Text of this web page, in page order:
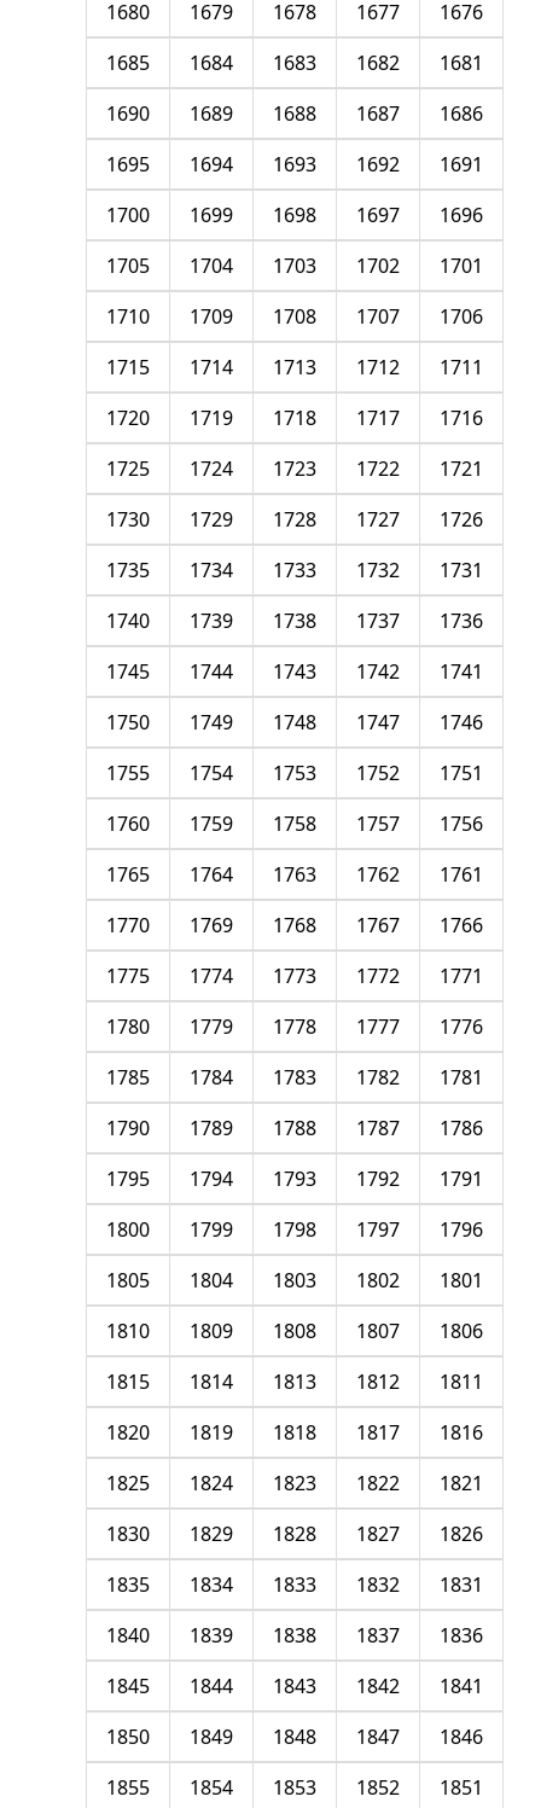
1676
1677
1678
1679
1680
1681
1682
1683
1684
1685
1686
1687
1688
1689
1690
1691
1692
1693
1694
1695
1696
1697
1698
1699
1700
1701
1702
1703
1704
1705
1706
1707
1708
1709
1710
1711
1712
1713
1714
1715
1716
1717
1718
1719
1720
1721
1722
1723
1724
1725
1726
1727
1728
1729
1730
1731
1732
1733
1734
1735
1736
1737
1738
1739
1740
1741
1742
1743
1744
1745
1746
1747
1748
1749
1750
1751
1752
1753
1754
1755
1756
1757
1758
1759
1760
1761
1762
1763
1764
1765
1766
1767
1768
1769
1770
1771
1772
1773
1774
1775
1776
1777
1778
1779
1780
1781
1782
1783
1784
1785
1786
1787
1788
1789
1790
1791
1792
1793
1794
1795
1796
1797
1798
1799
1800
1801
1802
1803
1804
1805
1806
1807
1808
1809
1810
1811
1812
1813
1814
1815
1816
1817
1818
1819
1820
1821
1822
1823
1824
1825
1826
1827
1828
1829
1830
1831
1832
1833
1834
1835
1836
1837
1838
1839
1840
1841
1842
1843
1844
1845
1846
1847
1848
1849
1850
1851
1852
1853
1854
1855